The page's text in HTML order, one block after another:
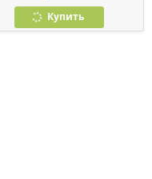
Купить